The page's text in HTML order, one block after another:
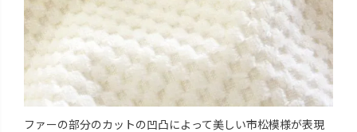
ファーの部分のカットの凹凸によって美しい市松模様が表現